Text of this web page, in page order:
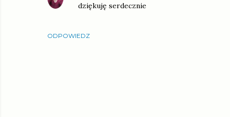
ODPOWIEDZ
dziękuję serdecznie